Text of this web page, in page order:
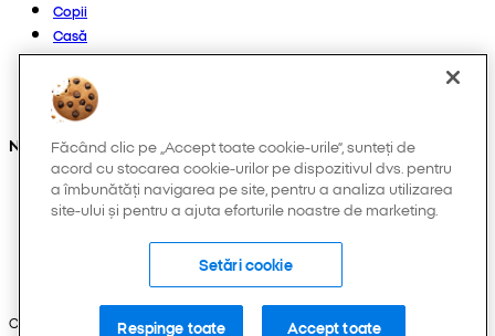
Copii
Casă
Femei
Bărbați
Altele
Ne găsești și pe:
Copyright © 2026 Pepco. Toate drepturile rezervate.
Făcând clic pe „Accept toate cookie-urile”, sunteți de
acord cu stocarea cookie-urilor pe dispozitivul dvs. pentru
a îmbunătăți navigarea pe site, pentru a analiza utilizarea
site-ului și pentru a ajuta eforturile noastre de marketing.
Setări cookie
Respinge toate Accept toate